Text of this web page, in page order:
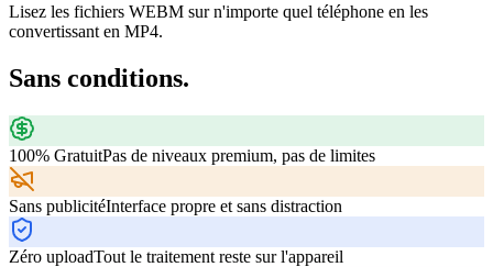
Lisez les fichiers WEBM sur n'importe quel téléphone en les
convertissant en MP4.
Sans conditions.
100% GratuitPas de niveaux premium, pas de limites
Sans publicitéInterface propre et sans distraction
Zéro uploadTout le traitement reste sur l'appareil